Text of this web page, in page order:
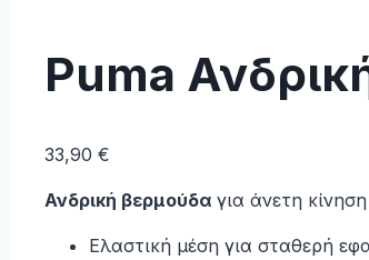
Puma
33,90 €
Ανδρική βερμούδα για άνετη
Ελαστική μέση για σταθερή